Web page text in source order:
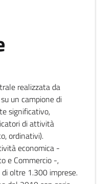
realizzata da
un campione di
significativo,
di attività
ordinativi).
economica -
e Commercio -,
oltre 1.300 imprese.